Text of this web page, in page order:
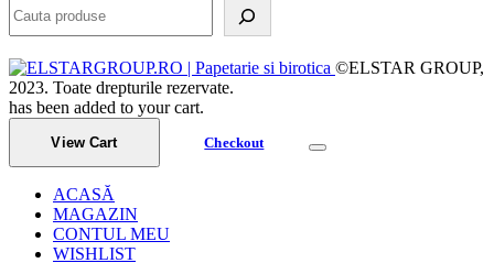
©ELSTAR GROUP,
2023. Toate drepturile rezervate.
has been added to your cart.
View Cart Checkout
ACASĂ
MAGAZIN
CONTUL MEU
WISHLIST